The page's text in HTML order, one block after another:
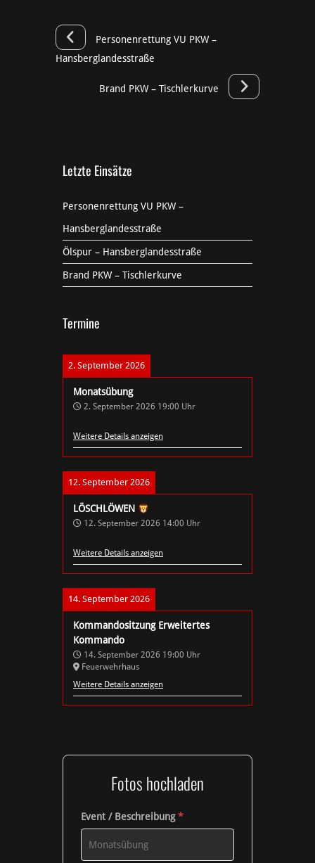
Personenrettung VU PKW –
Hansberglandesstraße
Brand PKW – Tischlerkurve
Letzte Einsätze
Personenrettung VU PKW –
Hansberglandesstraße
Ölspur – Hansberglandesstraße
Brand PKW – Tischlerkurve
Termine
2. September 2026
Monatsübung
2. September 2026 19:00 Uhr
Weitere Details anzeigen
12. September 2026
LÖSCHLÖWEN
12. September 2026 14:00 Uhr
Weitere Details anzeigen
14. September 2026
Kommandositzung Erweitertes
Kommando
14. September 2026 19:00 Uhr
Feuerwehrhaus
Weitere Details anzeigen
Fotos hochladen
Event / Beschreibung*